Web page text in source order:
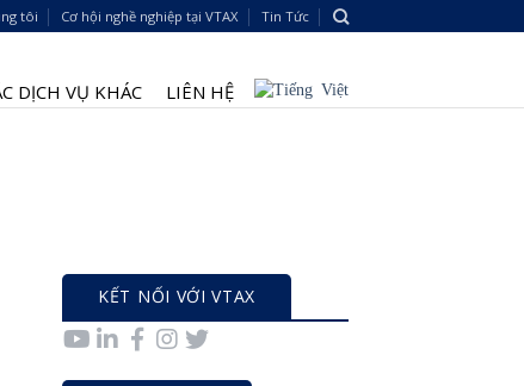
tôi Cơ hội nghề nghiệp tại VTAX Tin Tức
DỊCH VỤ KHÁC LIÊN HỆ
KẾT NỐI VỚI VTAX